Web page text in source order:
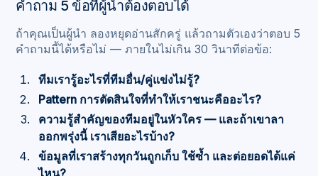
คำถาม 5 ข้อที่ผู้นำต้องตอบได้
ถ้าคุณเป็นผู้นำ ลองหยุดอ่านสักครู่ แล้วถามตัวเองว่าตอบ 5
คำถามนี้ได้หรือไม่ — ภายในไม่เกิน 30 วินาทีต่อข้อ:
ทีมเรารู้อะไรที่ทีมอื่น/คู่แข่งไม่รู้?
Pattern การตัดสินใจที่ทำให้เราชนะคืออะไร?
ความรู้สำคัญของทีมอยู่ในหัวใคร — และถ้าเขาลา
ออกพรุ่งนี้ เราเสียอะไรบ้าง?
ข้อมูลที่เราสร้างทุกวันถูกเก็บ ใช้ซ้ำ และต่อยอดได้แค่